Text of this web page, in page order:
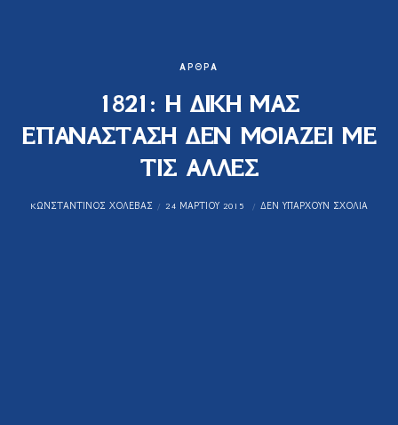
ΆΡΘΡΑ
1821: Η ΔΙΚΗ ΜΑΣ
ΕΠΑΝΑΣΤΑΣΗ ΔΕΝ ΜΟΙΑΖΕΙ ΜΕ
ΤΙΣ ΑΛΛΕΣ
KΩΝΣΤΑΝΤΊΝΟΣ ΧΟΛΈΒΑΣ 24 ΜΑΡΤΊΟΥ 2015 ΔΕΝ ΥΠΆΡΧΟΥΝ ΣΧΌΛΙΑ